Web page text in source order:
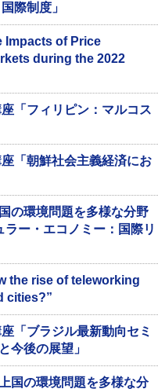
際制度」
Impacts of Price
during the 2022
「フィリピン：マルコス
「朝鮮社会主義経済にお
の環境問題を多様な分野
ー・エコノミー：国際リ
the rise of teleworking
cities?”
「ブラジル最新動向セミ
今後の展望」
国の環境問題を多様な分